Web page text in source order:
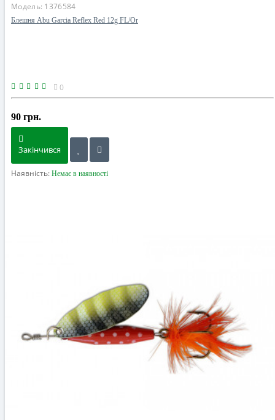
Модель: 1376584
Блешня Abu Garcia Reflex Red 12g FL/Or
0
90 грн.
Закінчився
Наявність: Немає в наявності